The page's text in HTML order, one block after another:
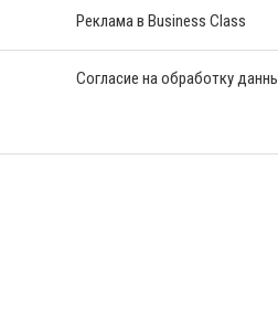
Реклама в Business Class
Согласие на обработку